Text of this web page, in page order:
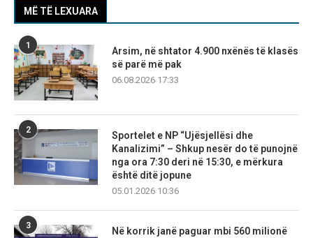
MË TË LEXUARA
1
Arsim, në shtator 4.900 nxënës të klasës
së parë më pak
06.08.2026 17:33
2
Sportelet e NP “Ujësjellësi dhe
Kanalizimi” – Shkup nesër do të punojnë
nga ora 7:30 deri në 15:30, e mërkura
është ditë jopune
05.01.2026 10:36
3
Në korrik janë paguar mbi 560 milionë